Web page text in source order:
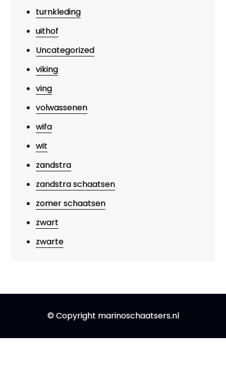
turnkleding
uithof
Uncategorized
viking
ving
volwassenen
wifa
wit
zandstra
zandstra schaatsen
zomer schaatsen
zwart
zwarte
© Copyright marinoschaatsers.nl